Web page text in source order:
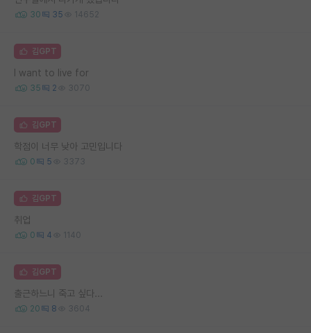
30 35 14652
김GPT
I want to live for
35 2 3070
김GPT
학점이 너무 낮아 고민입니다
0 5 3373
김GPT
취업
0 4 1140
김GPT
출근하느니 죽고 싶다...
20 8 3604